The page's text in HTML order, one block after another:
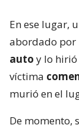
En ese lugar,
abordado por
auto y lo hirió
víctima
murió en el
De momento,